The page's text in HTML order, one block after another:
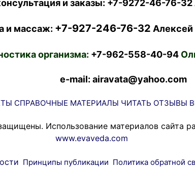
и заказы: +7-9272-46-76-32
и массаж: +7-927-246-76-32 Алексей
организма: +7-962-558-40-94
e-mail: airavata@yahoo.com
СПРАВОЧНЫЕ МАТЕРИАЛЫ ЧИТАТЬ ОТЗЫВЫ
Использование материалов сайта
www.evaveda.com
Принципы публикации Политика обратной